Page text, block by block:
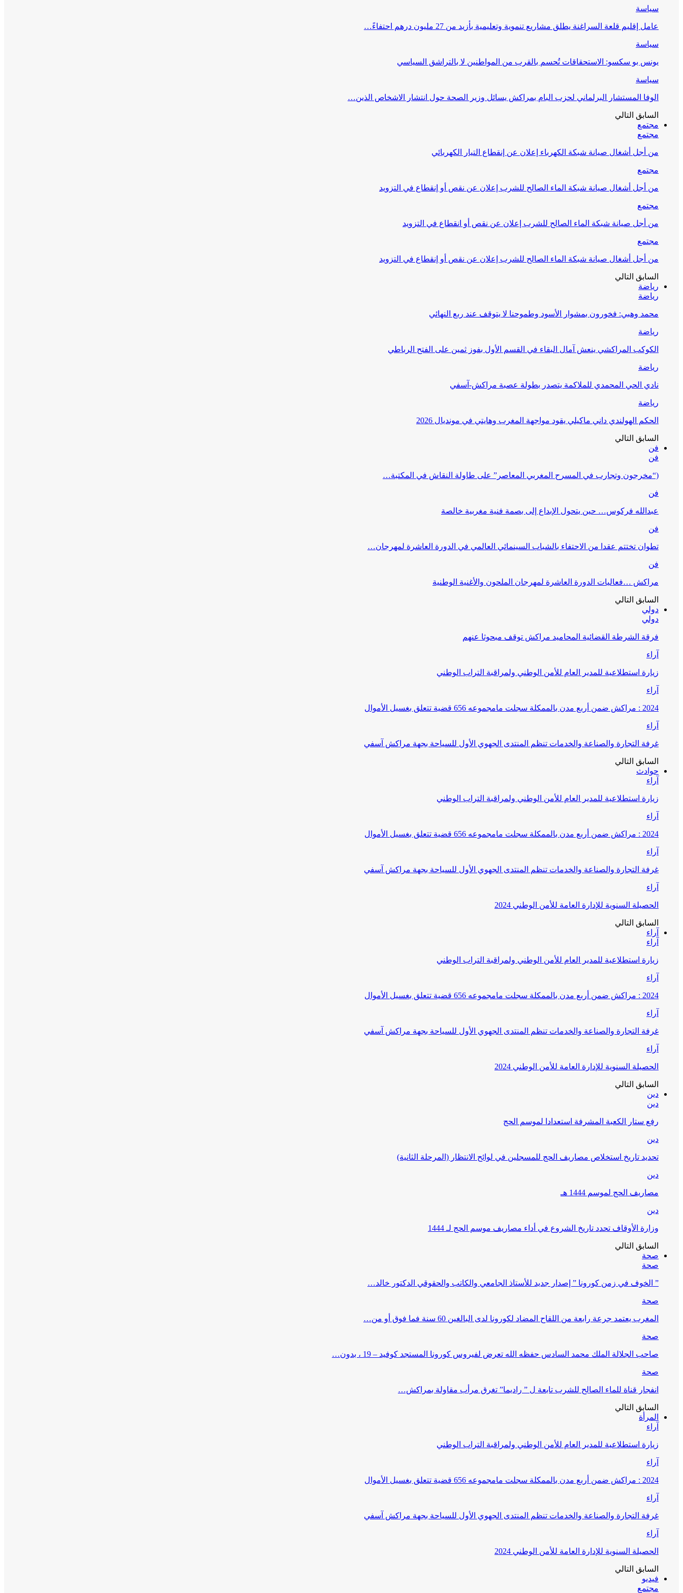
سياسة
عامل إقليم قلعة السراغنة يطلق مشاريع تنموية وتعليمية بأزيد من 27 مليون درهم احتفاءً…
سياسة
يونس بو سكسو: الاستحقاقات تُحسم بالقرب من المواطنين لا بالتراشق السياسي
سياسة
الوفا المستشار البرلماني لحزب البام بمراكش يسائل وزير الصحة حول انتشار الاشخاص الذين…
السابق التالي
مجتمع
مجتمع
من أجل أشغال صيانة شبكة الكهرباء إعلان عن إنقطاع التيار الكهربائي
مجتمع
من أجل أشغال صيانة شبكة الماء الصالح للشرب إعلان عن نقص أو إنقطاع في التزويد
مجتمع
من أجل صيانة شبكة الماء الصالح للشرب إعلان عن نقص أو انقطاع في التزويد
مجتمع
من أجل أشغال صيانة شبكة الماء الصالح للشرب إعلان عن نقص أو إنقطاع في التزويد
السابق التالي
رياضة
رياضة
محمد وهبي: فخورون بمشوار الأسود وطموحنا لا يتوقف عند ربع النهائي
رياضة
الكوكب المراكشي ينعش آمال البقاء في القسم الأول بفوز ثمين على الفتح الرباطي
رياضة
نادي الحي المحمدي للملاكمة يتصدر بطولة عصبة مراكش-آسفي
رياضة
الحكم الهولندي داني ماكيلي يقود مواجهة المغرب وهايتي في مونديال 2026
السابق التالي
فن
فن
(“مخرجون وتجارب في المسرح المغربي المعاصر” على طاولة النقاش في المكتبة…
فن
عبدالله فركوس… حين يتحول الإبداع إلى بصمة فنية مغربية خالصة
فن
تطوان تختتم عقدا من الاحتفاء بالشباب السينمائي العالمي في الدورة العاشرة لمهرجان…
فن
مراكش …فعاليات الدورة العاشرة لمهرجان الملحون والأغنية الوطنية
السابق التالي
دولي
دولي
فرقة الشرطة القضائية المحاميد مراكش توقف مبحوثا عنهم
آراء
زيارة استطلاعية للمدير العام للأمن الوطني ولمراقبة التراب الوطني
آراء
2024 : مراكش ضمن أربع مدن بالممكلة سجلت مامجموعه 656 قضية تتعلق بغسيل الأموال
آراء
غرفة التجارة والصناعة والخدمات تنظم المنتدى الجهوي الأول للسياحة بجهة مراكش آسفي
السابق التالي
حوادث
آراء
زيارة استطلاعية للمدير العام للأمن الوطني ولمراقبة التراب الوطني
آراء
2024 : مراكش ضمن أربع مدن بالممكلة سجلت مامجموعه 656 قضية تتعلق بغسيل الأموال
آراء
غرفة التجارة والصناعة والخدمات تنظم المنتدى الجهوي الأول للسياحة بجهة مراكش آسفي
آراء
الحصيلة السنوية للإدارة العامة للأمن الوطني 2024
السابق التالي
آراء
آراء
زيارة استطلاعية للمدير العام للأمن الوطني ولمراقبة التراب الوطني
آراء
2024 : مراكش ضمن أربع مدن بالممكلة سجلت مامجموعه 656 قضية تتعلق بغسيل الأموال
آراء
غرفة التجارة والصناعة والخدمات تنظم المنتدى الجهوي الأول للسياحة بجهة مراكش آسفي
آراء
الحصيلة السنوية للإدارة العامة للأمن الوطني 2024
السابق التالي
دين
دين
رفع ستار الكعبة المشرفة استعدادا لموسم الحج
دين
تحديد تاريخ استخلاص مصاريف الحج للمسجلين في لوائح الانتظار (المرحلة الثانية)
دين
مصاريف الحج لموسم 1444 هـ
دين
وزارة الأوقاف تحدد تاريخ الشروع في أداء مصاريف موسم الحج لـ 1444
السابق التالي
صحة
صحة
” الخوف في زمن كورونا ” إصدار جديد للأستاذ الجامعي والكاتب والحقوقي الدكتور خالد…
صحة
المغرب يعتمد جرعة رابعة من اللقاح المضاد لكورونا لدى البالغين 60 سنة فما فوق أو من…
صحة
صاحب الجلالة الملك محمد السادس حفظه الله تعرض لفيروس كورونا المستجد كوفيد – 19 ، بدون…
صحة
انفجار قناة للماء الصالح للشرب تابعة ل ” راديما” تغرق مرأب مقاولة بمراكش…
السابق التالي
المرأة
آراء
زيارة استطلاعية للمدير العام للأمن الوطني ولمراقبة التراب الوطني
آراء
2024 : مراكش ضمن أربع مدن بالممكلة سجلت مامجموعه 656 قضية تتعلق بغسيل الأموال
آراء
غرفة التجارة والصناعة والخدمات تنظم المنتدى الجهوي الأول للسياحة بجهة مراكش آسفي
آراء
الحصيلة السنوية للإدارة العامة للأمن الوطني 2024
السابق التالي
فيديو
مجتمع